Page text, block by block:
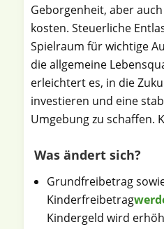
Geborgenheit, aber
kosten. Steuerliche
Spielraum für wichtige
die allgemeine
erleichtert es, in die
investieren und eine
Umgebung zu schaffen.
Was ändert sich?
Grundfreibetrag
Kinderfreibetrag
Kindergeld wird